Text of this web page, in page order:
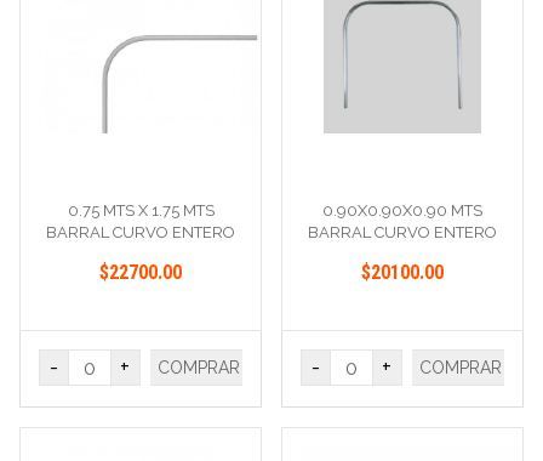
0.75 MTS X 1.75 MTS
BARRAL CURVO ENTERO
$22700.00
- + COMPRAR
0.90X0.90X0.90 MTS
BARRAL CURVO ENTERO
$20100.00
- + COMPRAR